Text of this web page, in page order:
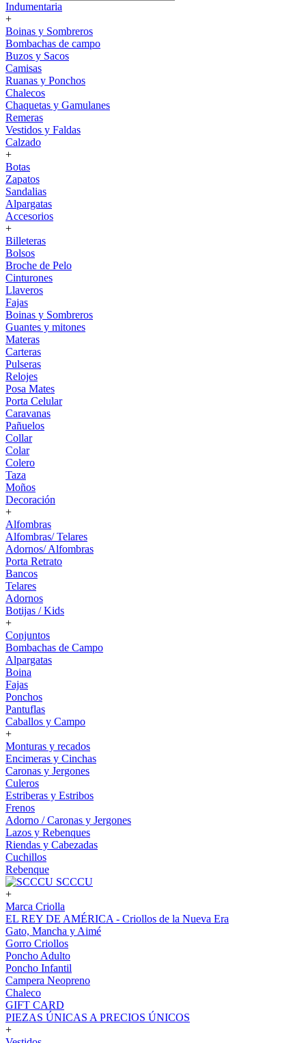
Indumentaria
+
Boinas y Sombreros
Bombachas de campo
Buzos y Sacos
Camisas
Ruanas y Ponchos
Chalecos
Chaquetas y Gamulanes
Remeras
Vestidos y Faldas
Calzado
+
Botas
Zapatos
Sandalias
Alpargatas
Accesorios
+
Billeteras
Bolsos
Broche de Pelo
Cinturones
Llaveros
Fajas
Boinas y Sombreros
Guantes y mitones
Materas
Carteras
Pulseras
Relojes
Posa Mates
Porta Celular
Caravanas
Pañuelos
Collar
Colar
Colero
Taza
Moños
Decoración
+
Alfombras
Alfombras/ Telares
Adornos/ Alfombras
Porta Retrato
Bancos
Telares
Adornos
Botijas / Kids
+
Conjuntos
Bombachas de Campo
Alpargatas
Boina
Fajas
Ponchos
Pantuflas
Caballos y Campo
+
Monturas y recados
Encimeras y Cinchas
Caronas y Jergones
Culeros
Estriberas y Estribos
Frenos
Adorno / Caronas y Jergones
Lazos y Rebenques
Riendas y Cabezadas
Cuchillos
Rebenque
SCCCU
+
Marca Criolla
EL REY DE AMÉRICA - Criollos de la Nueva Era
Gato, Mancha y Aimé
Gorro Criollos
Poncho Adulto
Poncho Infantil
Campera Neopreno
Chaleco
GIFT CARD
PIEZAS ÚNICAS A PRECIOS ÚNICOS
+